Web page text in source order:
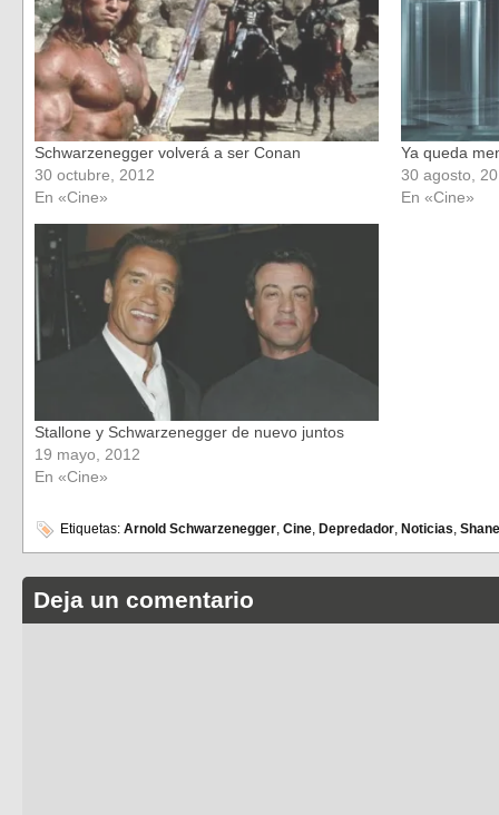
Schwarzenegger volverá a ser Conan
30 octubre, 2012
En «Cine»
Ya queda
30 agosto,
En «Cine»
Stallone y Schwarzenegger de nuevo juntos
19 mayo, 2012
En «Cine»
Etiquetas: Arnold Schwarzenegger, Cine, Depredador, Noticias,
Deja un comentario